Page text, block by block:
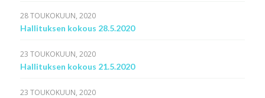
28 TOUKOKUUN, 2020
Hallituksen kokous 28.5.2020
23 TOUKOKUUN, 2020
Hallituksen kokous 21.5.2020
23 TOUKOKUUN, 2020